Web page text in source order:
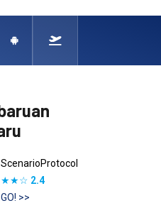
ScenarioProtocol
★★☆ 2.4
GO! >>